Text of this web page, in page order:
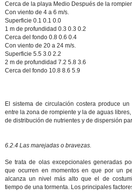
Cerca de la playa Medio Después de la
Con viento de 4 a 6 m/s.
Superficie 0.1 0.1 0.0
1 m de profundidad 0.3 0.3 0.2
Cerca del fondo 0.8 0.6 0.4
Con viento de 20 a 24 m/s.
Superficie 5.5 3.0 2.2
2 m de profundidad 7.2 5.8 3.6
Cerca del fondo 10.8 8.6 5.9
El sistema de circulación costera produce
entre la zona de rompiente y la de aguas
de distribución de nutrientes y de dispersión
6.2.4 Las marejadas o bravezas.
Se trata de olas excepcionales generadas
que ocurren en momentos en que por un
alcanza un nivel más alto que el de
tiempo de una tormenta. Los principales